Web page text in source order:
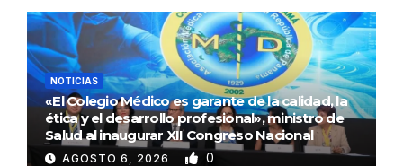
NOTICIAS
«El Colegio Médico es garante de la calidad, la
ética y el desarrollo profesional», ministro de
Salud al inaugurar XII Congreso Nacional
AGOSTO 6, 2026 0